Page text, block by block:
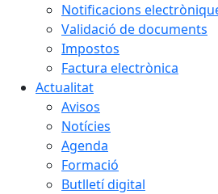
Notificacions
Validació de documents
Impostos
Factura electrònica
Actualitat
Avisos
Notícies
Agenda
Formació
Butlletí digital